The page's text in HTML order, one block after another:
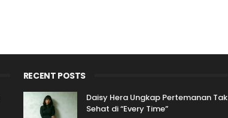
RECENT POSTS
Daisy Hera Ungkap Pertemanan Tak
Sehat di “Every Time”